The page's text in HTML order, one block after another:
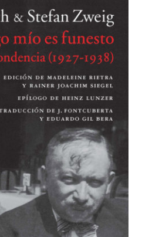
BUSCAR
LISTA DE LIBROS